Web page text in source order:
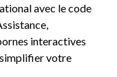
avec le code
interactives
simplifier votre